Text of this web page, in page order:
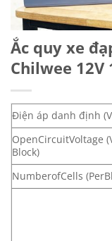
Ắc quy xe
Chilwee 12V
Điện áp danh định
OpenCircuitVoltage
Block)
NumberofCells